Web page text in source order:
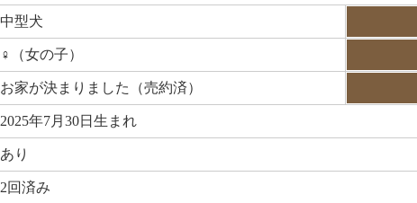
中型犬
♀（女の子）
お家が決まりました（売約済）
2025年7月30日生まれ
あり
2回済み